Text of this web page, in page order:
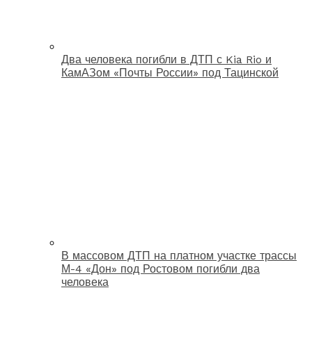
Два человека погибли в ДТП с Kia Rio и
КамАЗом «Почты России» под Тацинской
В массовом ДТП на платном участке трассы
М-4 «Дон» под Ростовом погибли два
человека